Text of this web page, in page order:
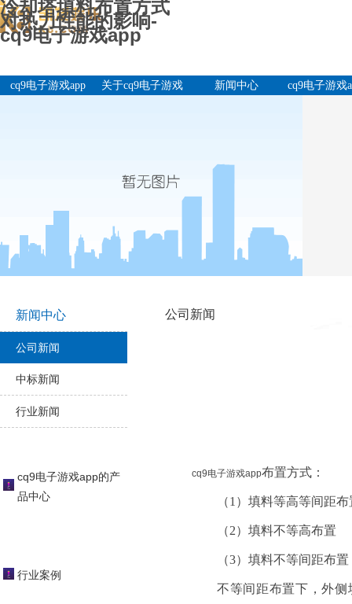
冷却塔填料布置方式
对热力性能的影响-
cq9电子游戏app
cq9电子游戏app
关于cq9电子游戏
新闻中心
cq9电子游戏
新闻中心
公司新闻
中标新闻
行业新闻
cq9电子游戏app的产
品中心
行业案例
公司新闻
cq9电子游戏app布置方式 ：
（1 ）填料等高等间距布
（2）填料不等高布置
（3）填料不等间距布置
不等间距布置下，外